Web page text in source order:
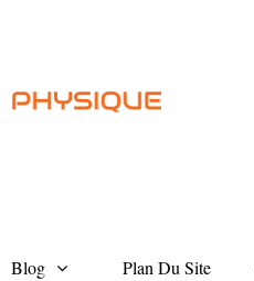
Blog Plan Du Site